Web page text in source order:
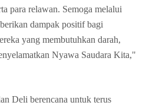
para relawan. Semoga melalui
dampak positif bagi
yang membutuhkan darah,
Nyawa Saudara Kita,"
Deli berencana untuk terus